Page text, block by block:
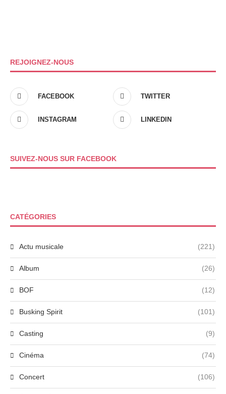
REJOIGNEZ-NOUS
FACEBOOK TWITTER
INSTAGRAM LINKEDIN
SUIVEZ-NOUS SUR FACEBOOK
CATÉGORIES
Actu musicale (221)
Album (26)
BOF (12)
Busking Spirit (101)
Casting (9)
Cinéma (74)
Concert (106)